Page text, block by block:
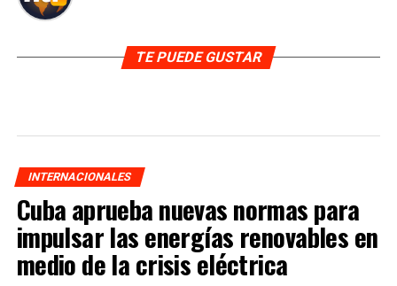
TE PUEDE GUSTAR
INTERNACIONALES
Cuba aprueba nuevas normas para
impulsar las energías renovables en
medio de la crisis eléctrica